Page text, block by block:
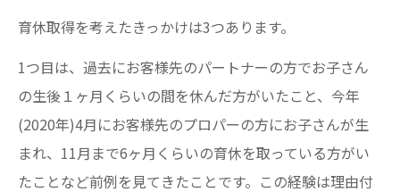
育休取得を考えたきっかけは3つあります。
1つ目は、過去にお客様先のパートナーの方でお子さん
の生後１ヶ月くらいの間を休んだ方がいたこと、今年
(2020年)4月にお客様先のプロパーの方にお子さんが生
まれ、11月まで6ヶ月くらいの育休を取っている方がい
たことなど前例を見てきたことです。この経験は理由付